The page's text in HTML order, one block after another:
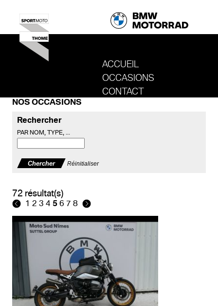
ACCUEIL
REVENIR AU SITE DE SPORT MOTO
OCCASIONS
CONTACT
NOS OCCASIONS
Rechercher
PAR NOM, TYPE, ...
Réinitialiser
72 résultat(s)
1 2 3 4 5 6 7 8